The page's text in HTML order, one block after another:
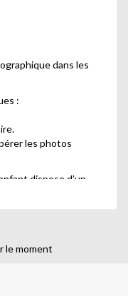
dans les
:
les photos
dispose d’un
d'eau et une
le moment